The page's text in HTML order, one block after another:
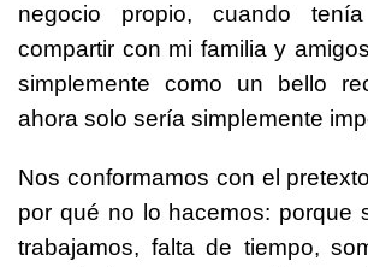
negocio propio, cuando
compartir con mi familia y
simplemente como un bello
ahora solo sería simplemente
Nos conformamos con el
por qué no lo hacemos: porque
trabajamos, falta de tiempo,